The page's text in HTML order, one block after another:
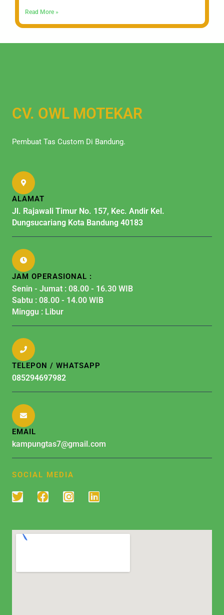
Read More »
CV. OWL MOTEKAR
Pembuat Tas Custom Di Bandung.
ALAMAT
Jl. Rajawali Timur No. 157, Kec. Andir Kel.
Dungsucariang Kota Bandung 40183
JAM OPERASIONAL :
Senin - Jumat : 08.00 - 16.30 WIB
Sabtu : 08.00 - 14.00 WIB
Minggu : Libur
TELEPON / WHATSAPP
085294697982
EMAIL
kampungtas7@gmail.com
SOCIAL MEDIA